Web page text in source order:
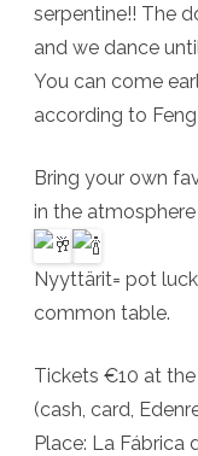
serpentine!! The
and we dance
You can come
according to Feng
Bring your own
in the
Nyyttärit= pot
common table.
Tickets €10 at the
(cash, card,
Place: La Fábrica